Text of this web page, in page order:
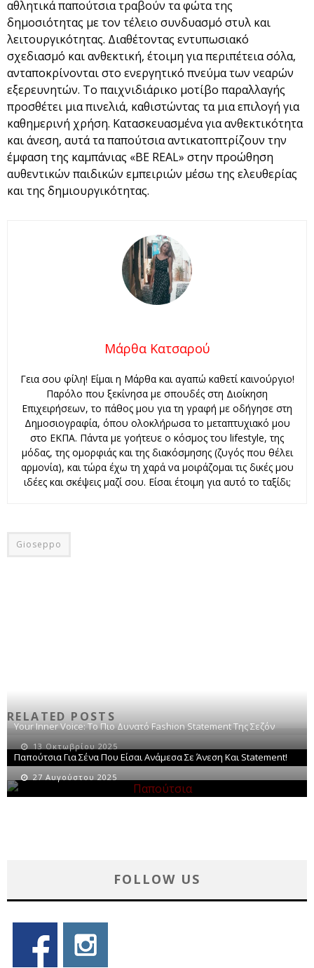
αθλητικά παπούτσια τραβούν τα φώτα της
δημοσιότητας με τον τέλειο συνδυασμό στυλ και
λειτουργικότητας. Διαθέτοντας εντυπωσιακό
σχεδιασμό και ανθεκτική, έτοιμη για περιπέτεια σόλα,
ανταποκρίνονται στο ενεργητικό πνεύμα των νεαρών
εξερευνητών. Το παιχνιδιάρικο μοτίβο παραλλαγής
προσθέτει μια πινελιά, καθιστώντας τα μια επιλογή για
καθημερινή χρήση. Κατασκευασμένα για ανθεκτικότητα
και άνεση, αυτά τα παπούτσια αντικατοπτρίζουν την
έμφαση της καμπάνιας «BE REAL» στην προώθηση
αυθεντικών παιδικών εμπειριών μέσω της ελευθερίας
και της δημιουργικότητας.
Μάρθα Κατσαρού
Γεια σου φίλη! Είμαι η Μάρθα και αγαπώ καθετί καινούργιο!
Παρόλο που ξεκίνησα με σπουδές στη Διοίκηση
Επιχειρήσεων, το πάθος μου για τη γραφή με οδήγησε στη
Δημοσιογραφία, όπου ολοκλήρωσα το μεταπτυχιακό μου
στο ΕΚΠΑ. Πάντα με γοήτευε ο κόσμος του lifestyle, της
μόδας, της ομορφιάς και της διακόσμησης (ζυγός που θέλει
αρμονία), και τώρα έχω τη χαρά να μοιράζομαι τις δικές μου
ιδέες και σκέψεις μαζί σου. Είσαι έτοιμη για αυτό το ταξίδι;
Gioseppo
RELATED POSTS
Your Inner Voice: Το Πιο Δυνατό Fashion Statement Της Σεζόν
13 Οκτωβρίου 2025
Παπούτσια Για Σένα Που Είσαι Ανάμεσα Σε Άνεση Και Statement!
27 Αυγούστου 2025
FOLLOW US